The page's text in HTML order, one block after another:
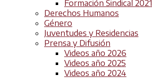
Formación Sindical 2021
Derechos Humanos
Género
Juventudes y Residencias
Prensa y Difusión
Videos año 2026
Videos año 2025
Videos año 2024